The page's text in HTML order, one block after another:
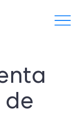
de